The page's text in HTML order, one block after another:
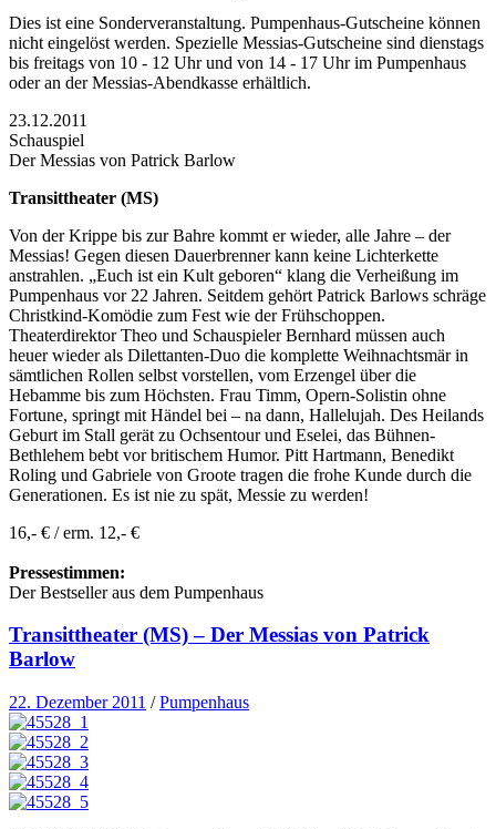
Dies ist eine Sonderveranstaltung. Pumpenhaus-Gutscheine können
nicht eingelöst werden. Spezielle Messias-Gutscheine sind dienstags
bis freitags von 10 - 12 Uhr und von 14 - 17 Uhr im Pumpenhaus
oder an der Messias-Abendkasse erhältlich.
23.12.2011
Schauspiel
Der Messias von Patrick Barlow
Transittheater (MS)
Von der Krippe bis zur Bahre kommt er wieder, alle Jahre – der
Messias! Gegen diesen Dauerbrenner kann keine Lichterkette
anstrahlen. „Euch ist ein Kult geboren“ klang die Verheißung im
Pumpenhaus vor 22 Jahren. Seitdem gehört Patrick Barlows schräge
Christkind-Komödie zum Fest wie der Frühschoppen.
Theaterdirektor Theo und Schauspieler Bernhard müssen auch
heuer wieder als Dilettanten-Duo die komplette Weihnachtsmär in
sämtlichen Rollen selbst vorstellen, vom Erzengel über die
Hebamme bis zum Höchsten. Frau Timm, Opern-Solistin ohne
Fortune, springt mit Händel bei – na dann, Hallelujah. Des Heilands
Geburt im Stall gerät zu Ochsentour und Eselei, das Bühnen-
Bethlehem bebt vor britischem Humor. Pitt Hartmann, Benedikt
Roling und Gabriele von Groote tragen die frohe Kunde durch die
Generationen. Es ist nie zu spät, Messie zu werden!
16,- € / erm. 12,- €
Pressestimmen:
Der Bestseller aus dem Pumpenhaus
Transittheater (MS) – Der Messias von Patrick
Barlow
22. Dezember 2011 /Pumpenhaus